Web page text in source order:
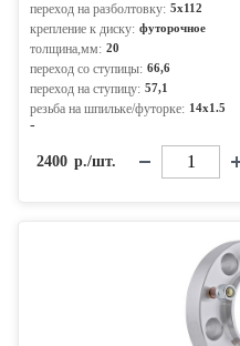
переход на разболтовку: 5x112
крепление к диску: футорочное
толщина,мм: 20
переход со ступицы: 66,6
переход на ступицу: 57,1
резьба на шпильке/футорке: 14x1.5
-
2400 р./шт.